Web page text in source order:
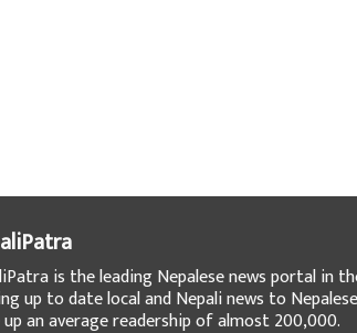
is the leading Nepalese news portal in
up to date local and Nepali news to
an average readership of almost 200,000.